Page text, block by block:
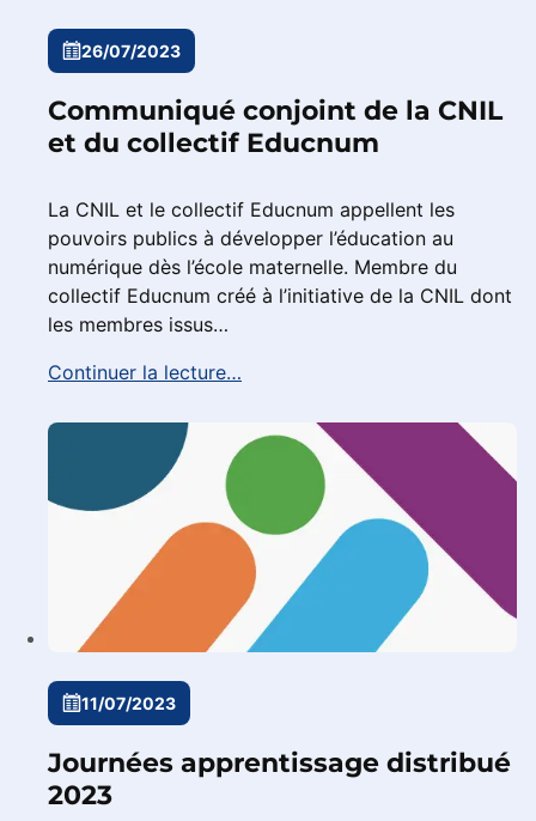
26/07/2023
Communiqué conjoint de la CNIL
et du collectif Educnum
La CNIL et le collectif Educnum appellent les
pouvoirs publics à développer l’éducation au
numérique dès l’école maternelle. Membre du
collectif Educnum créé à l’initiative de la CNIL dont
les membres issus…
Continuer la lecture…
11/07/2023
Journées apprentissage distribué
2023